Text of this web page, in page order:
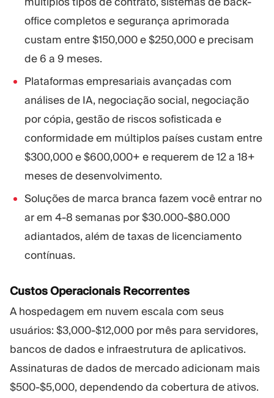
office completos e segurança aprimorada
custam entre $150,000 e $250,000 e precisam
de 6 a 9 meses.
Plataformas empresariais avançadas com
análises de IA, negociação social, negociação
por cópia, gestão de riscos sofisticada e
conformidade em múltiplos países custam entre
$300,000 e $600,000+ e requerem de 12 a 18+
meses de desenvolvimento.
Soluções de marca branca fazem você entrar no
ar em 4-8 semanas por $30.000-$80.000
adiantados, além de taxas de licenciamento
contínuas.
Custos Operacionais Recorrentes
A hospedagem em nuvem escala com seus
usuários: $3,000-$12,000 por mês para servidores,
bancos de dados e infraestrutura de aplicativos.
Assinaturas de dados de mercado adicionam mais
$500-$5,000, dependendo da cobertura de ativos.